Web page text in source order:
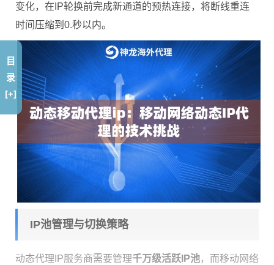
变化，在IP轮换前完成新通道的预热连接，将断线重连
时间压缩到0.秒以内。
IP池管理与切换策略
动态代理IP服务商需要管理千万级活跃IP池，而移动网络
目
录
[+]